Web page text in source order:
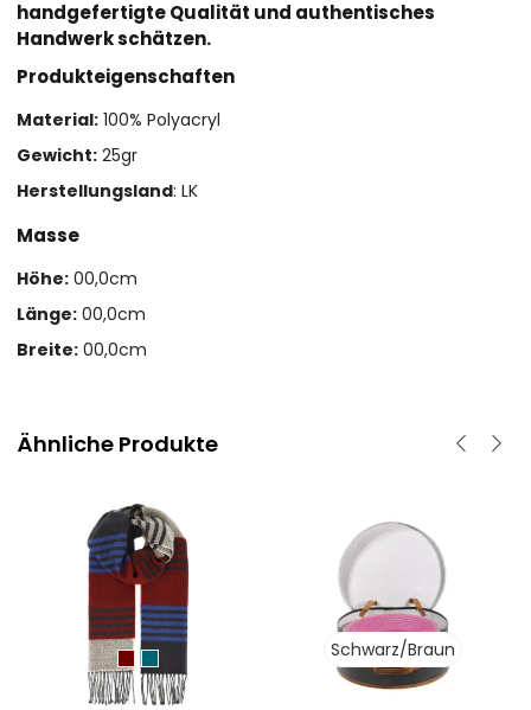
handgefertigte Qualität und authentisches
Handwerk schätzen.
Produkteigenschaften
Material: 100% Polyacryl
Gewicht: 25gr
Herstellungsland: LK
Masse
Höhe: 00,0cm
Länge: 00,0cm
Breite: 00,0cm
Ähnliche Produkte
Schwarz/Braun